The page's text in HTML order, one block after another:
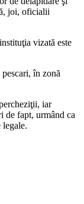
joi, oficialii
vizată este
în zonă
iar
de fapt, urmând ca